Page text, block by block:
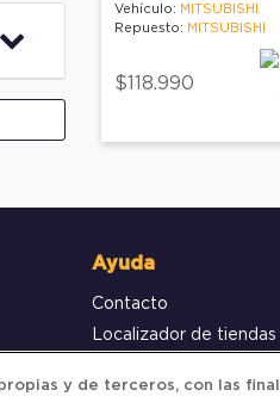
Vehículo: MITSUBISHI
Repuesto: MITSUBISHI
$118.990
Ayuda
Contacto
Localizador de tiendas
propias y de terceros, con las